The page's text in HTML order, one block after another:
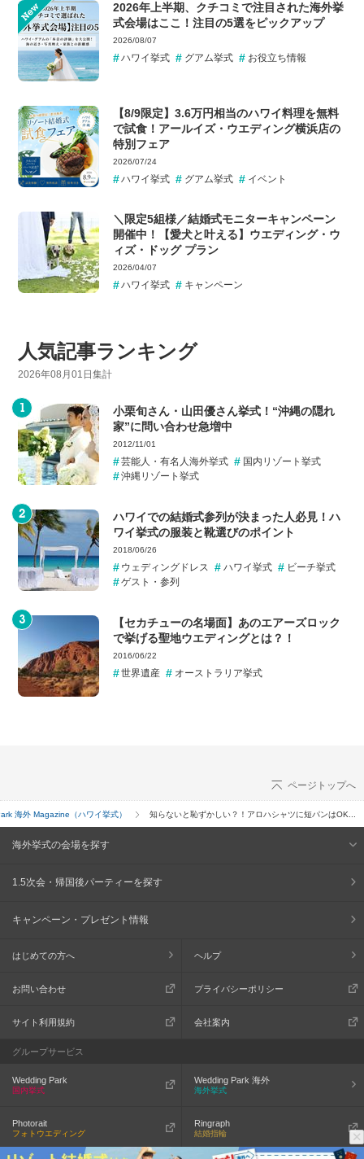
New
2026年上半期、クチコミで注目された海外挙
式会場はここ！注目の5選をピックアップ
2026/08/07
ハワイ挙式 グアム挙式 お役立ち情報
【8/9限定】3.6万円相当のハワイ料理を無料
で試食！アールイズ・ウエディング横浜店の
特別フェア
2026/07/24
ハワイ挙式 グアム挙式 イベント
＼限定5組様／結婚式モニターキャンペーン
開催中！【愛犬と叶える】ウエディング・ウ
ィズ・ドッグ プラン
2026/04/07
ハワイ挙式 キャンペーン
人気記事ランキング
2026年08月01日集計
小栗旬さん・山田優さん挙式！“沖縄の隠れ
家”に問い合わせ急増中
2012/11/01
芸能人・有名人海外挙式
国内リゾート挙式
沖縄リゾート挙式
ハワイでの結婚式参列が決まった人必見！ハ
ワイ挙式の服装と靴選びのポイント
2018/06/26
ウェディングドレス ハワイ挙式
ビーチ挙式
ゲスト・参列
【セカチューの名場面】あのエアーズロック
で挙げる聖地ウエディングとは？！
2016/06/22
世界遺産 オーストラリア挙式
ページトップへ
海外 Magazine（ハワイ挙式） 知らないと恥ずかしい？！アロハシャツに短パンはOK...
海外挙式の会場を探す
1.5次会・帰国後パーティーを探す
キャンペーン・プレゼント情報
はじめての方へ ヘルプ
お問い合わせ プライバシーポリシー
サイト利用規約 会社案内
グループサービス
Wedding Park
国内挙式
Wedding Park 海外
海外挙式
Photorait
フォトウエディング
Ringraph
結婚指輪